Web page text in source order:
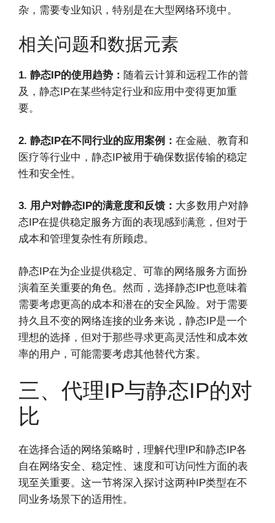
杂，需要专业知识，特别是在大型网络环境中。
相关问题和数据元素
1. 静态IP的使用趋势： 随着云计算和远程工作的普
及，静态IP在某些特定行业和应用中变得更加重
要。
2. 静态IP在不同行业的应用案例： 在金融、教育和
医疗等行业中，静态IP被用于确保数据传输的稳定
性和安全性。
3. 用户对静态IP的满意度和反馈： 大多数用户对静
态IP在提供稳定服务方面的表现感到满意，但对于
成本和管理复杂性有所顾虑。
静态IP在为企业提供稳定、可靠的网络服务方面扮
演着至关重要的角色。然而，选择静态IP也意味着
需要考虑更高的成本和潜在的安全风险。对于需要
持久且不变的网络连接的业务来说，静态IP是一个
理想的选择，但对于那些寻求更高灵活性和成本效
率的用户，可能需要考虑其他替代方案。
三、代理IP与静态IP的对
比
在选择合适的网络策略时，理解代理IP和静态IP各
自在网络安全、稳定性、速度和可访问性方面的表
现至关重要。这一节将深入探讨这两种IP类型在不
同业务场景下的适用性。